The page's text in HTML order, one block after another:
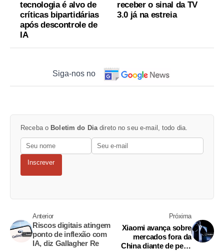
tecnologia é alvo de
críticas bipartidárias
após descontrole de
IA
receber o sinal da TV
3.0 já na estreia
Siga-nos no
Receba o Boletim do Dia direto no seu e-mail, todo dia.
Inscrever
Anterior
Riscos digitais atingem
ponto de inflexão com
IA, diz Gallagher Re
Próxima
Xiaomi avança sobre
mercados fora da
China diante de peso